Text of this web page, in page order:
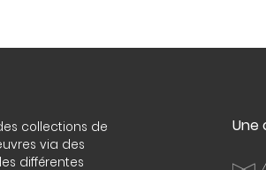
collections de
via des
différentes
Une